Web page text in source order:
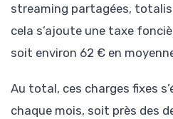
streaming partagées,
cela s’ajoute une taxe
soit environ 62 € en
Au total, ces charges fixes
chaque mois, soit près des